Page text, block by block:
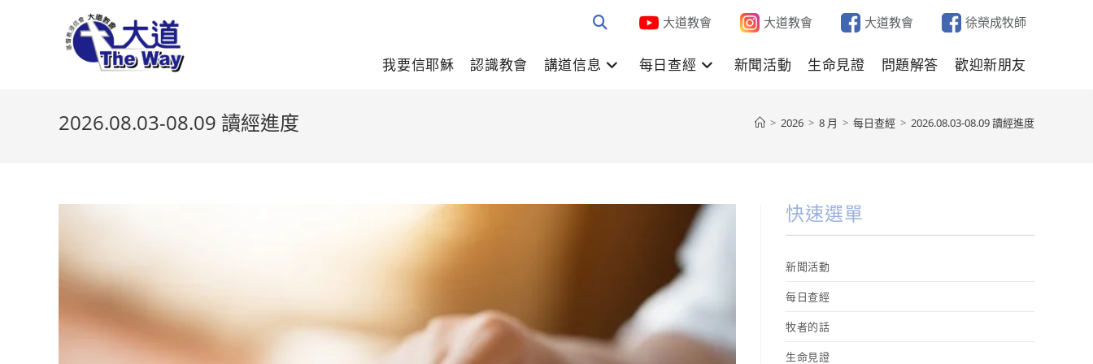
大道教會 大道教會 大道教會 徐榮成牧師
我要信耶穌 認識教會 講道信息 每日查經 新聞活動 生命見證 問題解答 歡迎新朋友
2026.08.03-08.09 讀經進度 > 2026 > 8 月 > 每日查經 > 2026.08.03-08.09 讀經進度
快速選單
新聞活動
每日查經
牧者的話
生命見證